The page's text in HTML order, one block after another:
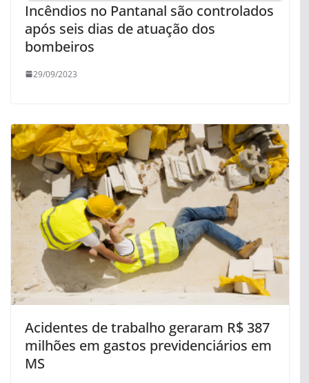
Incêndios no Pantanal são controlados
após seis dias de atuação dos
bombeiros
29/09/2023
Acidentes de trabalho geraram R$ 387
milhões em gastos previdenciários em
MS